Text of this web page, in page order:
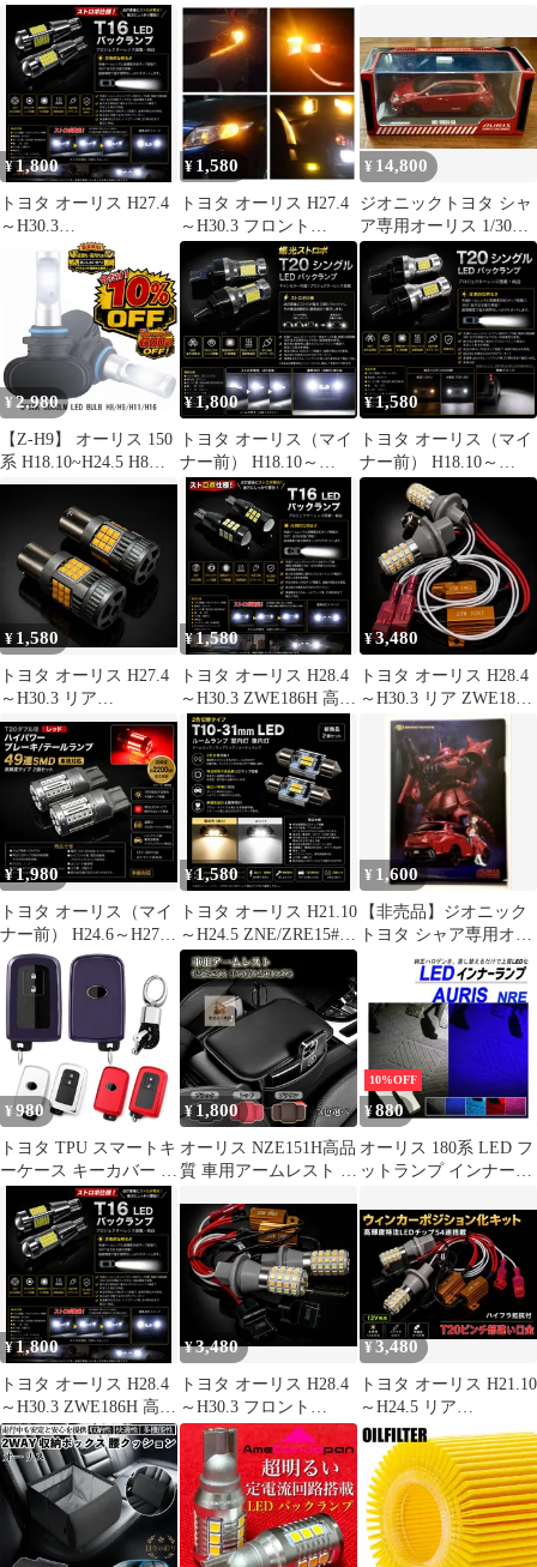
NZE181H NZE184H
ZRE152H ZRE154H
ZRE186H ZWE186H
ZRE154H エアコンフィ
ルター 87139-30040
87139-50100
ム】シャア 専用 オーリ
ス クッション
他、カタログ
¥1,800
トヨタ オーリス H27.4
～H30.3
NRE/NZE/ZRE18#系 高
品質 爆光 ストロボ T16
LED バックランプ 純白
New 特注LEDチップ 81
発 プロジェクター 搭載
2個SET 自動切り替え
ポン付け 新品
¥ 1,580
トヨタ オーリス H27.4
～H30.3 フロント
NRE/NZE/ZRE18#系 爆
光 T20 シングル/T20ピ
ンチ部違い兼用 アンバ
ー LED ウインカー 冷
却ファン搭載 ハイフラ
防止抵抗内蔵 2個セッ
ト 車検対応
¥ 14,800
ジオニックトヨタ シャ
ア専用オーリス 1/30ミ
ニカー
¥2,980
【Z-H9】 オーリス 150
系 H18.10~H24.5 H8
H11 H9 H16 h11 LED フ
ォグ H8 LEDフォグラ
ンプ H16 LEDバルブ
LED ヘッドライト
8000LM ハロゲン LED
¥1,800
トヨタ オーリス（マイ
ナー前） H18.10～
H21.9 NZE/ZRE15#系
高品質 爆光 ストロボ
T20シングル LED バッ
クランプ 81発 プロジェ
クター 2個SET 自動切
替 タイプA
¥1,580
トヨタ オーリス（マイ
ナー前） H18.10～
H21.9 NZE/ZRE15#系
高品質 爆光 T20シング
ル LED バックランプ
81発 プロジェクター 2
個SET 車検対応 タイプ
¥ 1,580
トヨタ オーリス H27.4
～H30.3 リア
NRE/NZE/ZRE18#系 爆
光 S25ピン角違い
(BAU15S) アンバー
LED ウインカー 冷却フ
ァン搭載 ハイフラ防止
抵抗内蔵 2個セット 車
検対応
¥1,580
トヨタ オーリス H28.4
～H30.3 ZWE186H 高品
質 爆光 ストロボ T16
LED バックランプ 純白
New 特注LEDチップ 27
発 プロジェクター 搭載
2個SET 自動切り替え
ポン付け 新品
¥3,480
トヨタ オーリス H28.4
～H30.3 リア ZWE186H
高輝度 ウインカー ポジ
ション化キット S25 ピ
ン角違い(BAU15s) シン
グル 150度 LED バルブ
54連搭載 白&黄 ハイフ
ラ防止抵抗器付 新品 送
料無料
¥1,980
トヨタ オーリス（マイ
ナー前） H24.6～H27.3
NZE/ZRE18#系 【車検
対応】高輝度 T20 ダブ
ル 球 レッド 49連SMD
ハイパワー ブレーキラ
ンプ テールランプ リア
ランプ ストップランプ
2個セット 高品質
¥1,580
トヨタ オーリス H21.10
～H24.5 ZNE/ZRE15#系
ミドル オリジナル 高品
質 2色切替 T10×31mm
LED ルームランプ 室内
灯 車内灯 ドームランプ
マップランプ 電球色
(暖白)／ホワイト 明る
い 【新商品・2個セッ
ト】
¥ 1,600
【非売品】ジオニック
トヨタ シャア専用オー
リス クリアファイル
他、カタログ
¥ 980
トヨタ TPU スマートキ
ーケース キーカバー キ
ーホルダー アルファー
ド30系 ヴェルファイア
30系 ヴォクシー80系 ノ
ア80系 ハリアー60系 プ
リウスα シエンタ170系
エスクァイア カムリ オ
ーリス180系
¥1,800
オーリス NZE151H高品
質 車用アームレスト 車
10%OFF
¥880
オーリス 180系 LED フ
ットランプ インナーラ
純正交換 ブルー ホワイ
ト ピンク レッド アイ
スブルー 内装 カスタム
パーツ アクセサリー
¥1,800
トヨタ オーリス H28.4
～H30.3 ZWE186H 高品
質 爆光 ストロボ T16
LED バックランプ 純白
New 特注LEDチップ 81
発 プロジェクター 搭載
2個SET 自動切り替え
ポン付け 新品
¥3,480
トヨタ オーリス H28.4
～H30.3 フロント
ZWE186H 高輝度 ウイ
ンカー ポジション化キ
ット T20 ピンチ部違い
LED バルブ 54連搭載
白&黄 ハイフラ防止抵
抗器付 新品 送料無料
¥3,480
トヨタ オーリス H21.10
～H24.5 リア
ZNE/ZRE15#系 高輝度
ウインカー ポジション
化キット T20 ピンチ部
違い LED バルブ 54連
搭載 白&黄 ハイフラ防
止抵抗器付 新品 送料無